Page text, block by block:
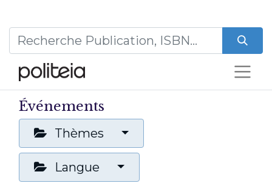
Événements
Thèmes
Langue